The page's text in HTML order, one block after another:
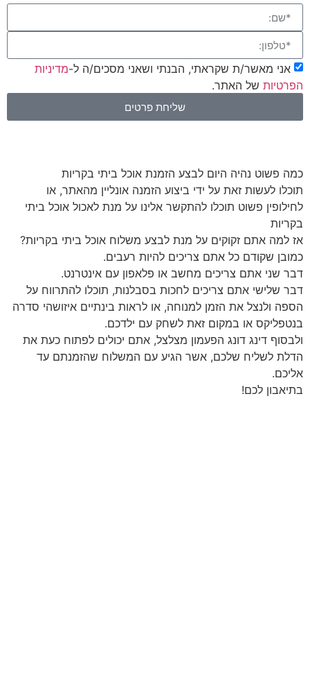
כמה פשוט נהיה היום לבצע הזמנת אוכל ביתי בקריות
תוכלו לעשות זאת על ידי ביצוע הזמנה אונליין מהאתר, או
לחילופין פשוט תוכלו להתקשר אלינו על מנת לאכול אוכל ביתי
בקריות
אז למה אתם זקוקים על מנת לבצע משלוח אוכל ביתי בקריות?
כמובן שקודם כל אתם צריכים להיות רעבים.
דבר שני אתם צריכים מחשב או פלאפון עם אינטרנט.
דבר שלישי אתם צריכים לחכות בסבלנות, תוכלו להתרווח על
הספה ולנצל את הזמן למנוחה, או לראות בינתיים איזושהי סדרה
בנטפליקס או במקום זאת לשחק עם ילדכם.
ולבסוף דינג דונג הפעמון מצלצל, אתם יכולים לפתוח כעת את
הדלת לשליח שלכם, אשר הגיע עם המשלוח שהזמנתם עד
אליכם.
בתיאבון לכם!
אני מאשר/ת שקראתי, הבנתי ושאני מסכים/ה ל-מדיניות
הפרטיות של האתר.
שליחת פרטים